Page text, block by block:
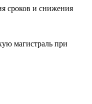
сроков и снижения
магистраль при